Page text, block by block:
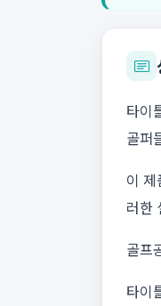
타이
골퍼
이
러한
골프
타이